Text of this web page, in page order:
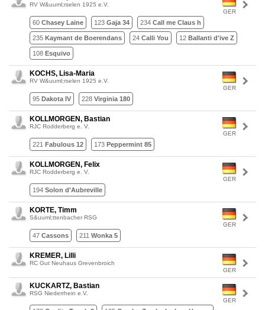
GER
RV W&uuml;rselen 1925 e.V.
60 Chasey Laine 123 Gaja 34 234 Call me Claus h
235 Kaymant de Boerendans 24 Calli You 12 Ballanti d'ive Z
108 Esquivo
GER
KOCHS, Lisa-Maria
RV W&uuml;rselen 1925 e.V.
95 Dakota IV 228 Virginia 180
GER
KOLLMORGEN, Bastian
RJC Rodderberg e. V.
221 Fabulous 12 173 Peppermint 85
GER
KOLLMORGEN, Felix
RJC Rodderberg e. V.
194 Solon d'Aubreville
GER
KORTE, Timm
S&uuml;ttenbacher RSG
47 Cassons 211 Wonka 5
GER
KREMER, Lilli
RC Gut Neuhaus Grevenbroich
GER
KUCKARTZ, Bastian
RSG Niederrhein e.V.